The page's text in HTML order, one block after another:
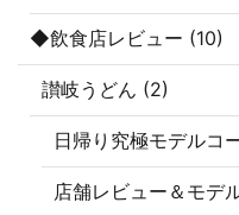
◆飲食店レビュー (10)
讃岐うどん (2)
日帰り究極モデルコ
店舗レビュー＆モデ